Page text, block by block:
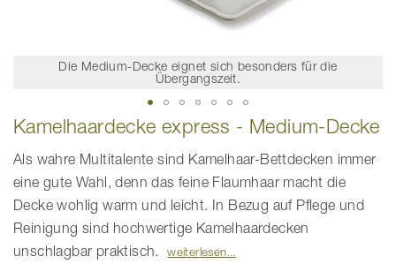
Die Medium-Decke eignet sich besonders für die
Übergangszeit.
Zum
Anfang
Bildgalerie
Kamelhaardecke express - Medium-Decke
Als wahre Multitalente sind Kamelhaar-Bettdecken immer
eine gute Wahl, denn das feine Flaumhaar macht die
Decke wohlig warm und leicht. In Bezug auf Pflege und
Reinigung sind hochwertige Kamelhaardecken
unschlagbar praktisch.
weiterlesen